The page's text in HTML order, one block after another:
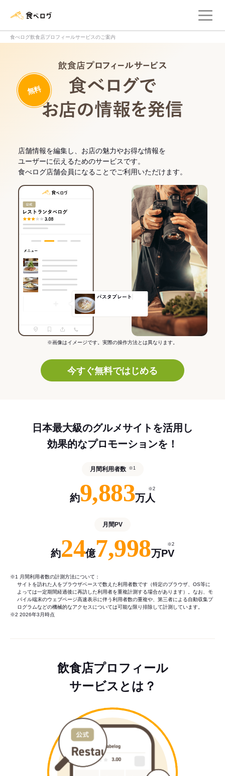
食べログ飲食店プロフィールサービスのご案内
無料
店舗情報を編集し、お店の魅力やお得な情報を
ユーザーに伝えるためのサービスです。
食べログ店舗会員になることでご利用いただけます。
※画像はイメージです。実際の操作方法とは異なります。
今すぐ無料ではじめる
日本最大級のグルメサイトを活用し
効果的なプロモーションを！
月間利用者数 ※1
約9,883万人
※2
月間PV
約24億7,998万PV
※2
※1 月間利用者数の計測方法について：
サイトを訪れた人をブラウザベースで数えた利用者数です（特定のブラウザ、OS等に
よっては一定期間経過後に再訪した利用者を重複計測する場合があります）。なお、モ
バイル端末のウェブページ高速表示に伴う利用者数の重複や、第三者による自動収集プ
ログラムなどの機械的なアクセスについては可能な限り排除して計測しています。
※2 2026年3月時点
飲食店プロフィール
サービスとは？